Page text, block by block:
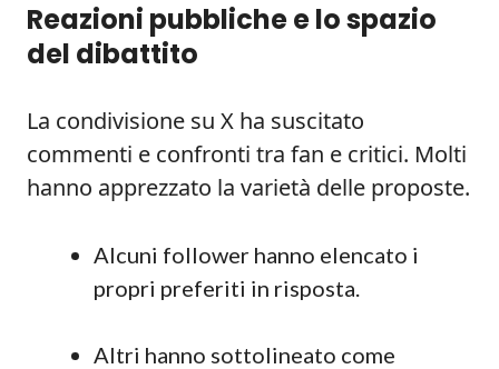
Reazioni pubbliche e lo spazio
del dibattito
La condivisione su X ha suscitato
commenti e confronti tra fan e critici. Molti
hanno apprezzato la varietà delle proposte.
Alcuni follower hanno elencato i
propri preferiti in risposta.
Altri hanno sottolineato come